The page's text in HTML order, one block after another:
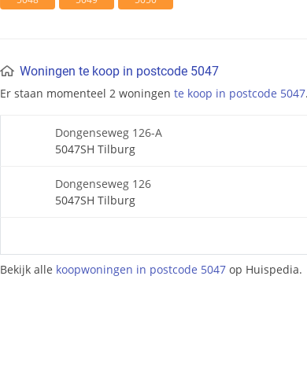
Woningen te koop in postcode 5047
Er staan momenteel 2 woningen te koop in postcode 5047.
Dongenseweg 126-A
5047SH Tilburg
Dongenseweg 126
5047SH Tilburg
Bekijk alle koopwoningen in postcode 5047 op Huispedia.